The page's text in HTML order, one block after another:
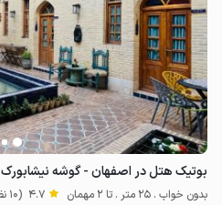
بوتیک هتل در اصفهان - گوشه نیشابورک
بدون خواب . 25 متر . تا 2 مهمان 4.7 (10 نظر)